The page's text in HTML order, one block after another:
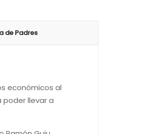
de Padres
económicos al
llevar a